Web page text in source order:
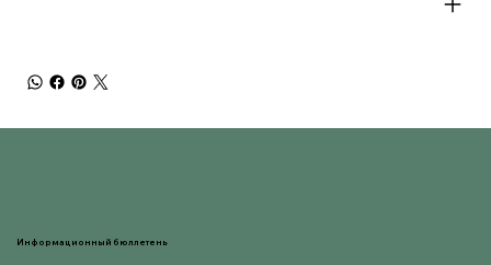
Информационный бюллетень